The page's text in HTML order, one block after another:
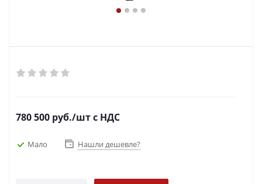
780 500 руб./штс НДС
Мало Нашли дешевле?